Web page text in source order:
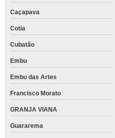
Caçapava
Cotia
Cubatão
Embu
Embu das Artes
Francisco Morato
GRANJA VIANA
Guararema